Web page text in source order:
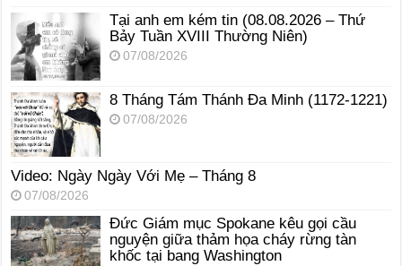
Tại anh em kém tin (08.08.2026 – Thứ
Bảy Tuần XVIII Thường Niên)
07/08/2026
8 Tháng Tám Thánh Ða Minh (1172-1221)
07/08/2026
Video: Ngày Ngày Với Mẹ – Tháng 8
07/08/2026
Đức Giám mục Spokane kêu gọi cầu
nguyện giữa thảm họa cháy rừng tàn
khốc tại bang Washington